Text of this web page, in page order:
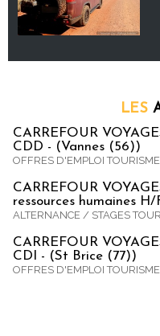
LES
CARREFOUR
CDD - (Vannes (56))
OFFRES D'EMPLOI TOURISME
CARREFOUR
ressources humaines
ALTERNANCE / STAGES
CARREFOUR
CDI - (St Brice (77))
OFFRES D'EMPLOI TOURISME